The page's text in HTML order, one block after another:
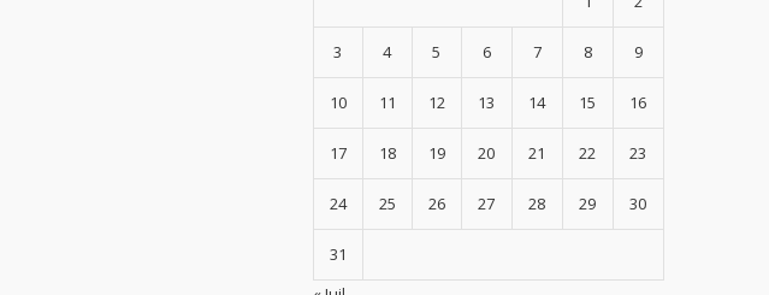
3 4 5 6 7 8 9
10 11 12 13 14 15 16
17 18 19 20 21 22 23
24 25 26 27 28 29 30
31